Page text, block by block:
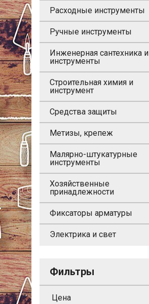
Расходные инструменты
Ручные инструменты
Инженерная сантехника и
инструменты
Строительная химия и
инструмент
Средства защиты
Метизы, крепеж
Малярно-штукатурные
инструменты
Хозяйственные
принадлежности
Фиксаторы арматуры
Электрика и свет
Фильтры
Цена